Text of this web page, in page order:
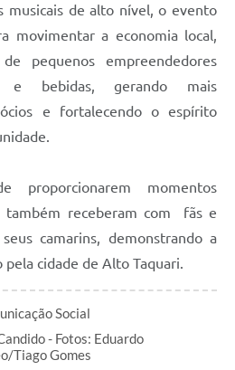
musicais de alto nível, o evento
movimentar a economia local,
pequenos empreendedores
e bebidas, gerando mais
e fortalecendo o espírito
proporcionarem momentos
também receberam com fãs e
camarins, demonstrando a
cidade de Alto Taquari.
Social
- Fotos: Eduardo
Tiago Gomes